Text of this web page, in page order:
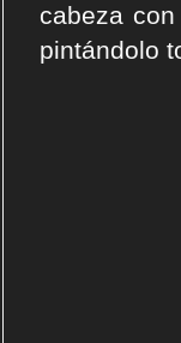
cabeza
pintándolo